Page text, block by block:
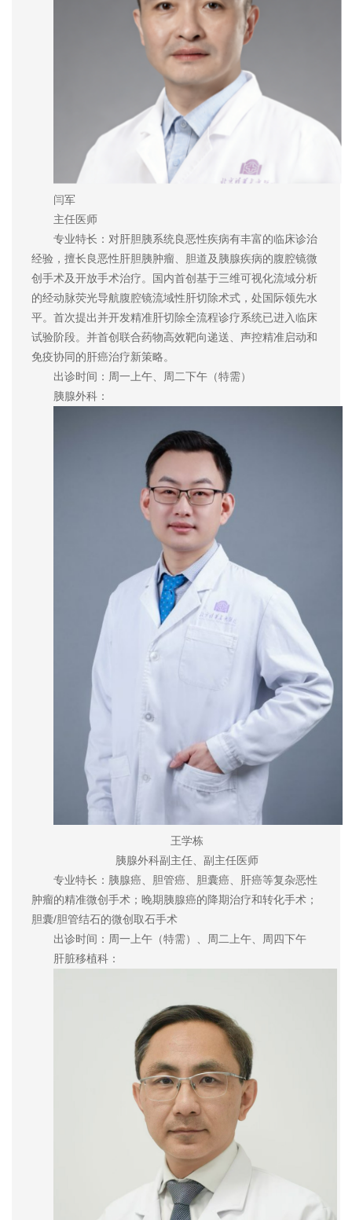
闫军
主任医师
专业特长：对肝胆胰系统良恶性疾病有丰富的临床诊治
经验，擅长良恶性肝胆胰肿瘤、胆道及胰腺疾病的腹腔镜微
创手术及开放手术治疗。国内首创基于三维可视化流域分析
的经动脉荧光导航腹腔镜流域性肝切除术式，处国际领先水
平。首次提出并开发精准肝切除全流程诊疗系统已进入临床
试验阶段。并首创联合药物高效靶向递送、声控精准启动和
免疫协同的肝癌治疗新策略。
出诊时间：周一上午、周二下午（特需）
胰腺外科：
王学栋
胰腺外科副主任、副主任医师
专业特长：胰腺癌、胆管癌、胆囊癌、肝癌等复杂恶性
肿瘤的精准微创手术；晚期胰腺癌的降期治疗和转化手术；
胆囊/胆管结石的微创取石手术
出诊时间：周一上午（特需）、周二上午、周四下午
肝脏移植科：